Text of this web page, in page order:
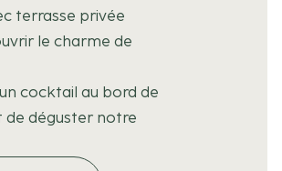
terrasse privée
le charme de
cocktail au bord de
de déguster notre